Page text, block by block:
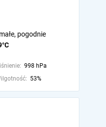
pogodnie
998 hPa
53%